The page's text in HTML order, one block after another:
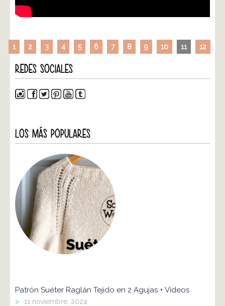
1 2 3 4 5 6 7 8 9 10 11 12
REDES SOCIALES
LOS MÁS POPULARES
Patrón Suéter Raglán Tejido en 2 Agujas + Vídeos
> 11 noviembre, 2024